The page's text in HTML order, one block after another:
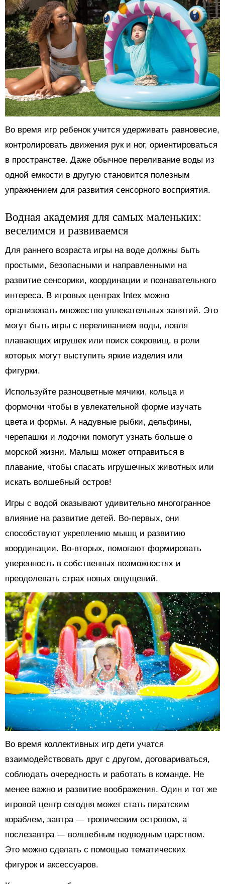
Во время игр ребенок учится удерживать равновесие,
контролировать движения рук и ног, ориентироваться
в пространстве. Даже обычное переливание воды из
одной емкости в другую становится полезным
упражнением для развития сенсорного восприятия.
Водная академия для самых маленьких:
веселимся и развиваемся
Для раннего возраста игры на воде должны быть
простыми, безопасными и направленными на
развитие сенсорики, координации и познавательного
интереса. В игровых центрах Intex можно
организовать множество увлекательных занятий. Это
могут быть игры с переливанием воды, ловля
плавающих игрушек или поиск сокровищ, в роли
которых могут выступить яркие изделия или
фигурки.
Используйте разноцветные мячики, кольца и
формочки чтобы в увлекательной форме изучать
цвета и формы. А надувные рыбки, дельфины,
черепашки и лодочки помогут узнать больше о
морской жизни. Малыш может отправиться в
плавание, чтобы спасать игрушечных животных или
искать волшебный остров!
Игры с водой оказывают удивительно многогранное
влияние на развитие детей. Во-первых, они
способствуют укреплению мышц и развитию
координации. Во-вторых, помогают формировать
уверенность в собственных возможностях и
преодолевать страх новых ощущений.
Во время коллективных игр дети учатся
взаимодействовать друг с другом, договариваться,
соблюдать очередность и работать в команде. Не
менее важно и развитие воображения. Один и тот же
игровой центр сегодня может стать пиратским
кораблем, завтра — тропическим островом, а
послезавтра — волшебным подводным царством.
Это можно сделать с помощью тематических
фигурок и аксессуаров.